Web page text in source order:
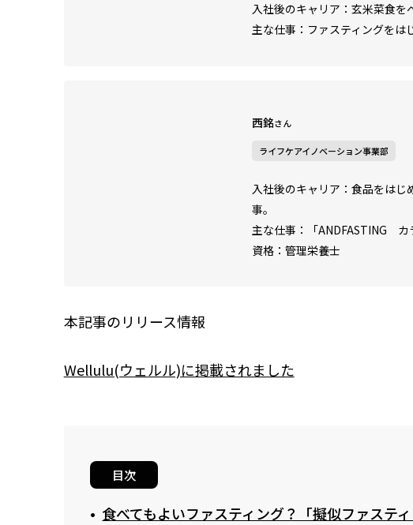
入社後のキャリア：玄米菜食を
主な仕事：ファスティングをは
西銘さん
ライフケアイノベーション事業部
入社後のキャリア：食品をは
事。
主な仕事：「ANDFASTING カ
資格：管理栄養士
本記事のリリース情報
Wellulu(ウェルル)に掲載されました
目次
食べてもよいファスティング？「擬似ファステ